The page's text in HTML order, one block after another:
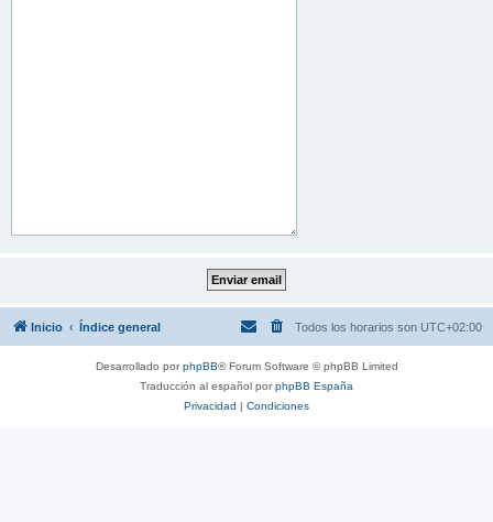
Inicio Índice general Todos los horarios son UTC+02:00
Desarrollado porphpBB® Forum Software © phpBB Limited
Traducción al español porphpBB España
Privacidad | Condiciones